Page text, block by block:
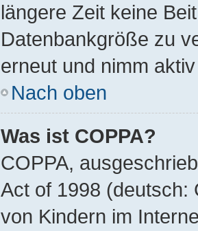
längere Zeit keine
Datenbankgröße zu
erneut und nimm
Nach oben
Was ist COPPA?
COPPA,
Act of 1998 (deutsch:
von Kindern im